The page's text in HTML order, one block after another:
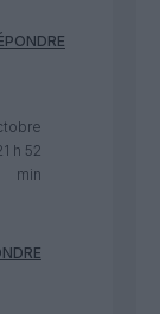
h 52
min